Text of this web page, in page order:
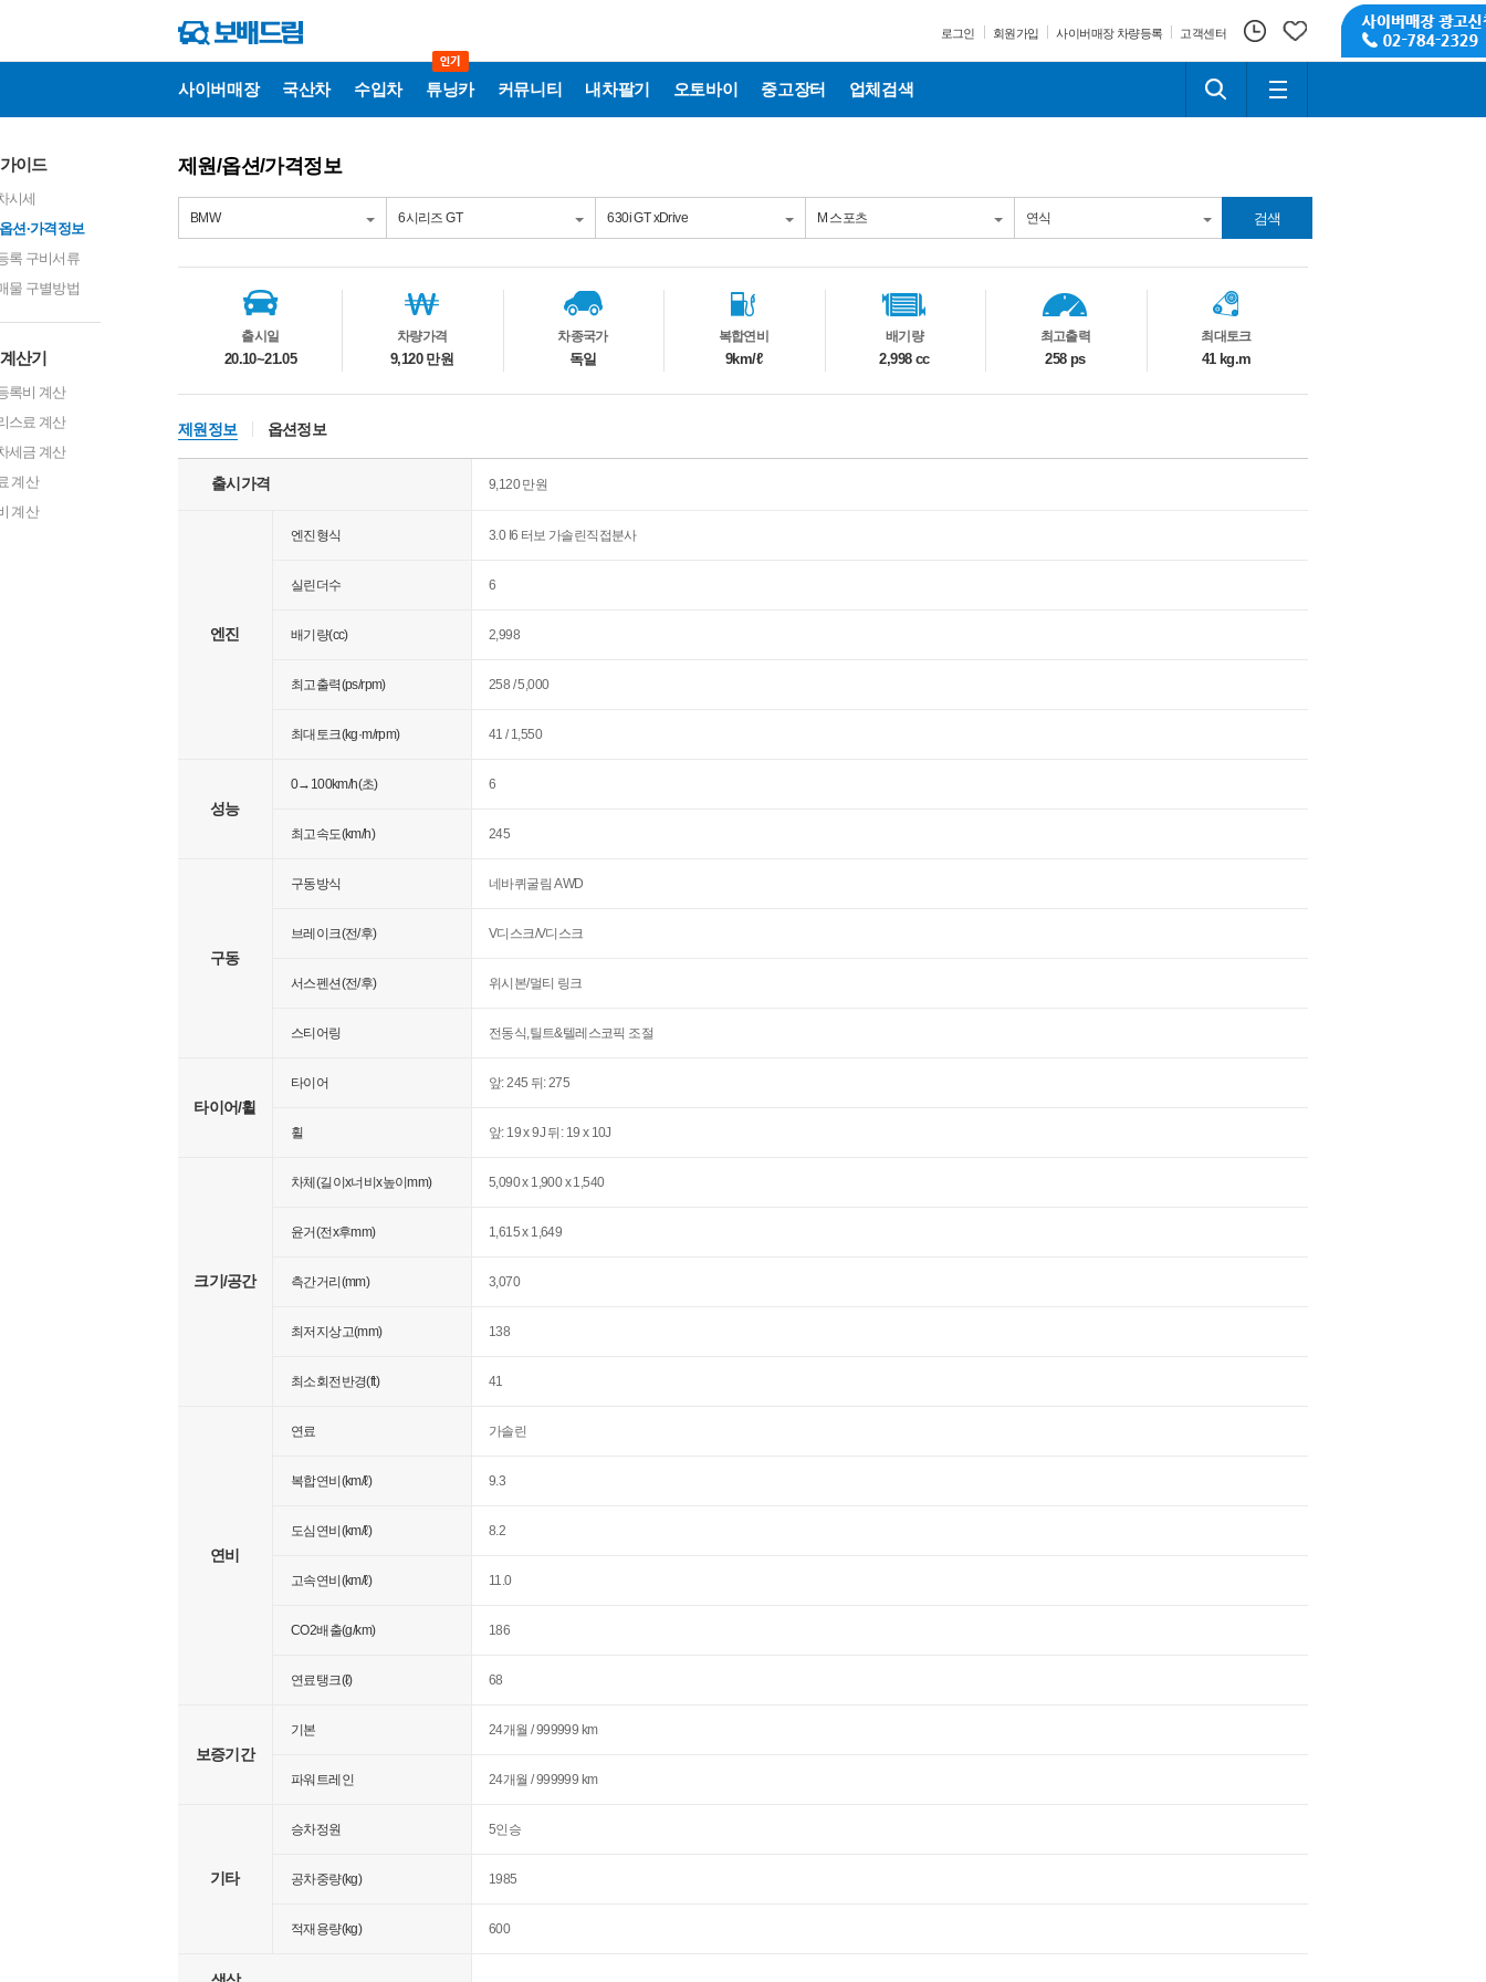
로그인 회원가입 사이버매장 차량등록 고객센터
사이버매장 국산차 수입차 튜닝카 커뮤니티 내차팔기 오토바이 중고장터 업체검색
매
매
이
이드
시세
션·가격정보
록 구비서류
물 구별방법
산기
록비 계산
스료 계산
세금 계산
계산
계산
제원/옵션/가격정보
검색
출시일
20.10~21.05
차량가격
9,120 만원
차종국가
독일
복합연비
9km/ℓ
배기량
2,998 cc
최고출력
258 ps
최대토크
41 kg.m
제원정보 옵션정보
출시가격 9,120 만원
엔진
엔진형식 3.0 I6 터보 가솔린직접분사
실린더수 6
배기량(cc) 2,998
최고출력(ps/rpm) 258 / 5,000
최대토크(kg·m/rpm) 41 / 1,550
성능
0→100km/h(초) 6
최고속도(km/h) 245
구동
구동방식 네바퀴굴림 AWD
브레이크(전/후) V디스크/V디스크
서스펜션(전/후) 위시본/멀티 링크
스티어링 전동식,틸트&텔레스코픽 조절
타이어/휠
타이어 앞: 245 뒤: 275
휠 앞: 19 x 9J 뒤: 19 x 10J
크기/공간
차체(길이x너비x높이mm) 5,090 x 1,900 x 1,540
윤거(전x후mm) 1,615 x 1,649
측간거리(mm) 3,070
최저지상고(mm) 138
최소회전반경(ft) 41
연비
연료 가솔린
복합연비(km/ℓ) 9.3
도심연비(km/ℓ) 8.2
고속연비(km/ℓ) 11.0
CO2배출(g/km) 186
연료탱크(ℓ) 68
보증기간
기본 24개월 / 999999 km
파워트레인 24개월 / 999999 km
기타
승차정원 5인승
공차중량(kg) 1985
적재용량(kg) 600